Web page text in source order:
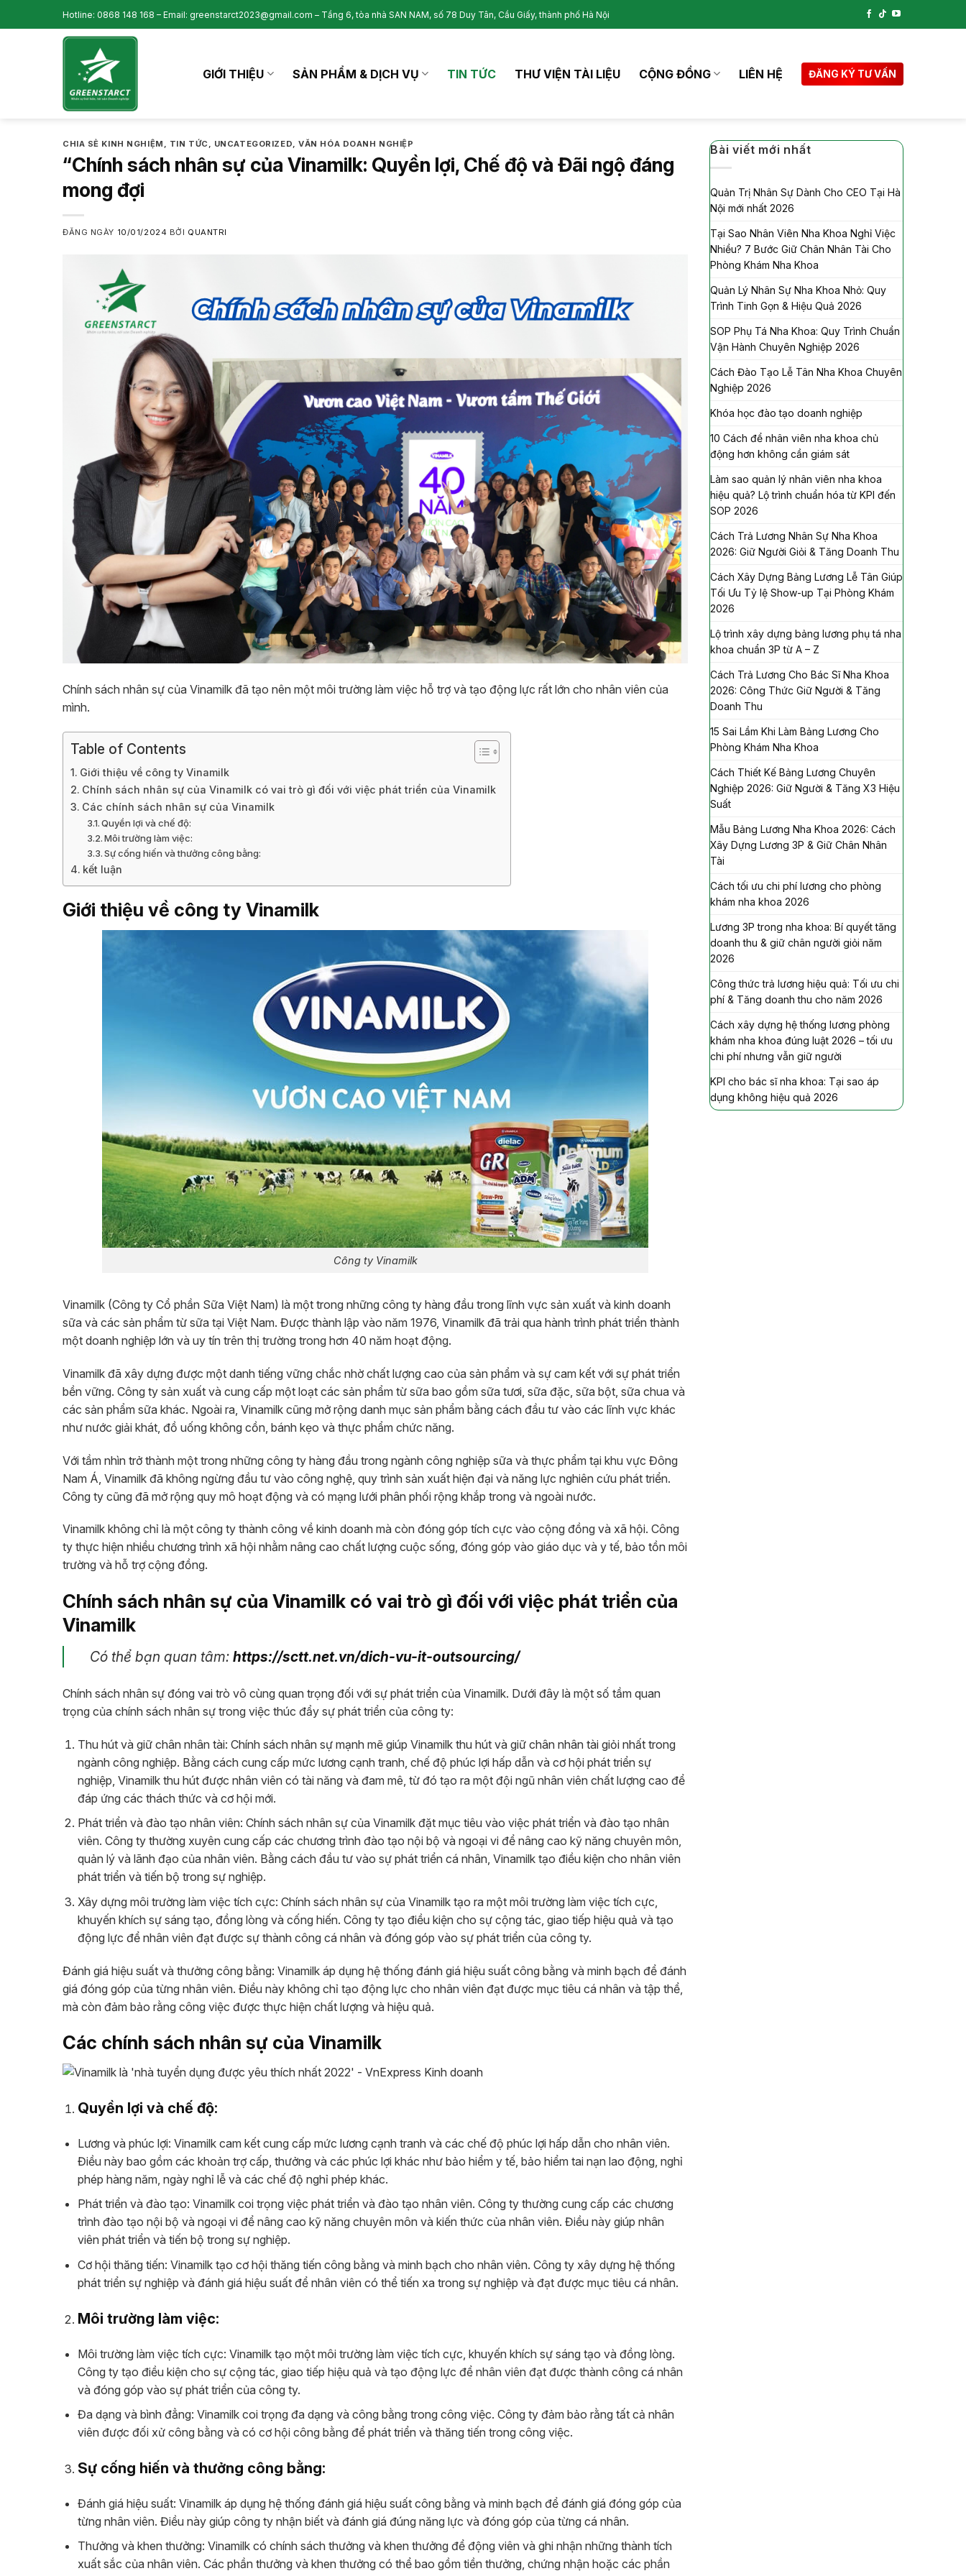
to
Hotline: 0868 148 168 – Email: greenstarct2023@gmail.com – Tầng 6, tòa nhà SAN NAM, số 78 Duy Tân, Cầu Giấy, thành phố Hà Nội
GIỚI THIỆU SẢN PHẨM & DỊCH VỤ TIN TỨC THƯ VIỆN TÀI LIỆU CỘNG ĐỒNG LIÊN HỆ ĐĂNG KÝ TƯ VẤN
CHIA SẺ KINH NGHIỆM , TIN TỨC , UNCATEGORIZED,VĂN HÓA DOANH NGHIỆP
“Chính sách nhân sự của Vinamilk: Quyền lợi, Chế độ và Đãi ngộ đáng
mong đợi
ĐĂNG NGÀY 10/01/2024 BỞI QUANTRI
Chính sách nhân sự của Vinamilk đã tạo nên một môi trường làm việc hỗ trợ và tạo động lực rất lớn cho nhân viên của
mình.
Table of Contents
Giới thiệu về công ty Vinamilk
Chính sách nhân sự của Vinamilk có vai trò gì đối với việc phát triển của Vinamilk
Các chính sách nhân sự của Vinamilk
Quyền lợi và chế độ:
Môi trường làm việc:
Sự cống hiến và thưởng công bằng:
kết luận
Giới thiệu về công ty Vinamilk
Công ty Vinamilk
Vinamilk (Công ty Cổ phần Sữa Việt Nam) là một trong những công ty hàng đầu trong lĩnh vực sản xuất và kinh doanh
sữa và các sản phẩm từ sữa tại Việt Nam. Được thành lập vào năm 1976, Vinamilk đã trải qua hành trình phát triển thành
một doanh nghiệp lớn và uy tín trên thị trường trong hơn 40 năm hoạt động.
Vinamilk đã xây dựng được một danh tiếng vững chắc nhờ chất lượng cao của sản phẩm và sự cam kết với sự phát triển
bền vững. Công ty sản xuất và cung cấp một loạt các sản phẩm từ sữa bao gồm sữa tươi, sữa đặc, sữa bột, sữa chua và
các sản phẩm sữa khác. Ngoài ra, Vinamilk cũng mở rộng danh mục sản phẩm bằng cách đầu tư vào các lĩnh vực khác
như nước giải khát, đồ uống không cồn, bánh kẹo và thực phẩm chức năng.
Với tầm nhìn trở thành một trong những công ty hàng đầu trong ngành công nghiệp sữa và thực phẩm tại khu vực Đông
Nam Á, Vinamilk đã không ngừng đầu tư vào công nghệ, quy trình sản xuất hiện đại và năng lực nghiên cứu phát triển.
Công ty cũng đã mở rộng quy mô hoạt động và có mạng lưới phân phối rộng khắp trong và ngoài nước.
Vinamilk không chỉ là một công ty thành công về kinh doanh mà còn đóng góp tích cực vào cộng đồng và xã hội. Công
ty thực hiện nhiều chương trình xã hội nhằm nâng cao chất lượng cuộc sống, đóng góp vào giáo dục và y tế, bảo tồn môi
trường và hỗ trợ cộng đồng.
Chính sách nhân sự của Vinamilk có vai trò gì đối với việc phát triển của
Vinamilk
Có thể bạn quan tâm: https://sctt.net.vn/dich-vu-it-outsourcing/
Chính sách nhân sự đóng vai trò vô cùng quan trọng đối với sự phát triển của Vinamilk. Dưới đây là một số tầm quan
trọng của chính sách nhân sự trong việc thúc đẩy sự phát triển của công ty:
Thu hút và giữ chân nhân tài: Chính sách nhân sự mạnh mẽ giúp Vinamilk thu hút và giữ chân nhân tài giỏi nhất trong
ngành công nghiệp. Bằng cách cung cấp mức lương cạnh tranh, chế độ phúc lợi hấp dẫn và cơ hội phát triển sự
nghiệp, Vinamilk thu hút được nhân viên có tài năng và đam mê, từ đó tạo ra một đội ngũ nhân viên chất lượng cao để
đáp ứng các thách thức và cơ hội mới.
Phát triển và đào tạo nhân viên: Chính sách nhân sự của Vinamilk đặt mục tiêu vào việc phát triển và đào tạo nhân
viên. Công ty thường xuyên cung cấp các chương trình đào tạo nội bộ và ngoại vi để nâng cao kỹ năng chuyên môn,
quản lý và lãnh đạo của nhân viên. Bằng cách đầu tư vào sự phát triển cá nhân, Vinamilk tạo điều kiện cho nhân viên
phát triển và tiến bộ trong sự nghiệp.
Xây dựng môi trường làm việc tích cực: Chính sách nhân sự của Vinamilk tạo ra một môi trường làm việc tích cực,
khuyến khích sự sáng tạo, đồng lòng và cống hiến. Công ty tạo điều kiện cho sự cộng tác, giao tiếp hiệu quả và tạo
động lực để nhân viên đạt được sự thành công cá nhân và đóng góp vào sự phát triển của công ty.
Đánh giá hiệu suất và thưởng công bằng: Vinamilk áp dụng hệ thống đánh giá hiệu suất công bằng và minh bạch để đánh
giá đóng góp của từng nhân viên. Điều này không chỉ tạo động lực cho nhân viên đạt được mục tiêu cá nhân và tập thể,
mà còn đảm bảo rằng công việc được thực hiện chất lượng và hiệu quả.
Các chính sách nhân sự của Vinamilk
Quyền lợi và chế độ:
Lương và phúc lợi: Vinamilk cam kết cung cấp mức lương cạnh tranh và các chế độ phúc lợi hấp dẫn cho nhân viên.
Điều này bao gồm các khoản trợ cấp, thưởng và các phúc lợi khác như bảo hiểm y tế, bảo hiểm tai nạn lao động, nghỉ
phép hàng năm, ngày nghỉ lễ và các chế độ nghỉ phép khác.
Phát triển và đào tạo: Vinamilk coi trọng việc phát triển và đào tạo nhân viên. Công ty thường cung cấp các chương
trình đào tạo nội bộ và ngoại vi để nâng cao kỹ năng chuyên môn và kiến thức của nhân viên. Điều này giúp nhân
viên phát triển và tiến bộ trong sự nghiệp.
Cơ hội thăng tiến: Vinamilk tạo cơ hội thăng tiến công bằng và minh bạch cho nhân viên. Công ty xây dựng hệ thống
phát triển sự nghiệp và đánh giá hiệu suất để nhân viên có thể tiến xa trong sự nghiệp và đạt được mục tiêu cá nhân.
Môi trường làm việc:
Môi trường làm việc tích cực: Vinamilk tạo một môi trường làm việc tích cực, khuyến khích sự sáng tạo và đồng lòng.
Công ty tạo điều kiện cho sự cộng tác, giao tiếp hiệu quả và tạo động lực để nhân viên đạt được thành công cá nhân
và đóng góp vào sự phát triển của công ty.
Đa dạng và bình đẳng: Vinamilk coi trọng đa dạng và công bằng trong công việc. Công ty đảm bảo rằng tất cả nhân
viên được đối xử công bằng và có cơ hội công bằng để phát triển và thăng tiến trong công việc.
Sự cống hiến và thưởng công bằng:
Đánh giá hiệu suất: Vinamilk áp dụng hệ thống đánh giá hiệu suất công bằng và minh bạch để đánh giá đóng góp của
từng nhân viên. Điều này giúp công ty nhận biết và đánh giá đúng năng lực và đóng góp của từng cá nhân.
Thưởng và khen thưởng: Vinamilk có chính sách thưởng và khen thưởng để động viên và ghi nhận những thành tích
xuất sắc của nhân viên. Các phần thưởng và khen thưởng có thể bao gồm tiền thưởng, chứng nhận hoặc các phần
Bài viết mới nhất
Quản Trị Nhân Sự Dành Cho CEO Tại Hà
Nội mới nhất 2026
Tại Sao Nhân Viên Nha Khoa Nghỉ Việc
Nhiều? 7 Bước Giữ Chân Nhân Tài Cho
Phòng Khám Nha Khoa
Quản Lý Nhân Sự Nha Khoa Nhỏ: Quy
Trình Tinh Gọn & Hiệu Quả 2026
SOP Phụ Tá Nha Khoa: Quy Trình Chuẩn
Vận Hành Chuyên Nghiệp 2026
Cách Đào Tạo Lễ Tân Nha Khoa Chuyên
Nghiệp 2026
Khóa học đào tạo doanh nghiệp
10 Cách để nhân viên nha khoa chủ
động hơn không cần giám sát
Làm sao quản lý nhân viên nha khoa
hiệu quả? Lộ trình chuẩn hóa từ KPI đến
SOP 2026
Cách Trả Lương Nhân Sự Nha Khoa
2026: Giữ Người Giỏi & Tăng Doanh Thu
Cách Xây Dựng Bảng Lương Lễ Tân Giúp
Tối Ưu Tỷ lệ Show-up Tại Phòng Khám
2026
Lộ trình xây dựng bảng lương phụ tá nha
khoa chuẩn 3P từ A – Z
Cách Trả Lương Cho Bác Sĩ Nha Khoa
2026: Công Thức Giữ Người & Tăng
Doanh Thu
15 Sai Lầm Khi Làm Bảng Lương Cho
Phòng Khám Nha Khoa
Cách Thiết Kế Bảng Lương Chuyên
Nghiệp 2026: Giữ Người & Tăng X3 Hiệu
Suất
Mẫu Bảng Lương Nha Khoa 2026: Cách
Xây Dựng Lương 3P & Giữ Chân Nhân
Tài
Cách tối ưu chi phí lương cho phòng
khám nha khoa 2026
Lương 3P trong nha khoa: Bí quyết tăng
doanh thu & giữ chân người giỏi năm
2026
Công thức trả lương hiệu quả: Tối ưu chi
phí & Tăng doanh thu cho năm 2026
Cách xây dựng hệ thống lương phòng
khám nha khoa đúng luật 2026 – tối ưu
chi phí nhưng vẫn giữ người
KPI cho bác sĩ nha khoa: Tại sao áp
dụng không hiệu quả 2026